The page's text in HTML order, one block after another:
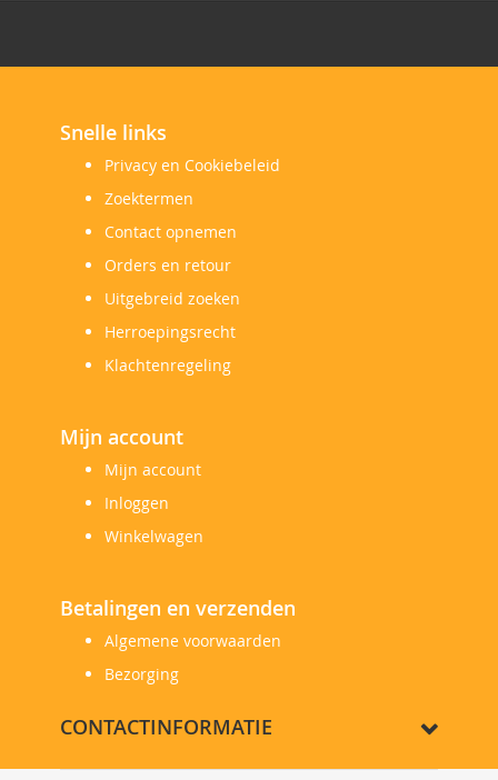
Snelle links
Privacy en Cookiebeleid
Zoektermen
Contact opnemen
Orders en retour
Uitgebreid zoeken
Herroepingsrecht
Klachtenregeling
Mijn account
Mijn account
Inloggen
Winkelwagen
Betalingen en verzenden
Algemene voorwaarden
Bezorging
CONTACTINFORMATIE